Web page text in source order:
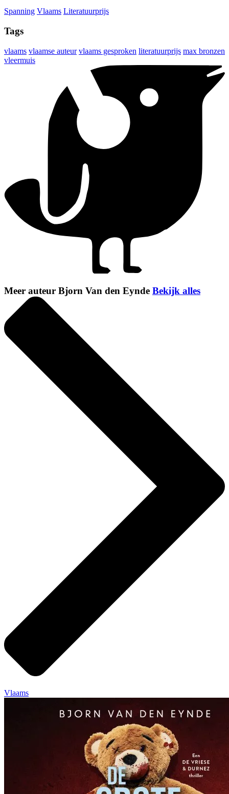
Spanning Vlaams Literatuurprijs
Tags
vlaams vlaamse auteur vlaams gesproken literatuurprijs max bronzen
vleermuis
Meer auteur Bjorn Van den Eynde Bekijk alles
Vlaams